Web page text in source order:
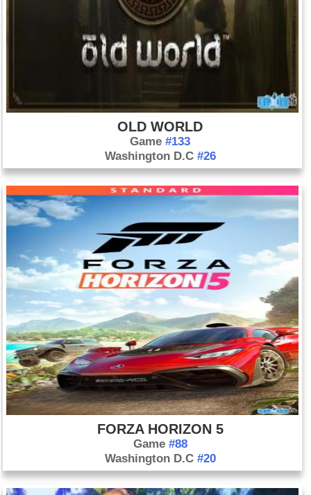
OLD WORLD
Game #133
Washington D.C #26
FORZA HORIZON 5
Game #88
Washington D.C #20